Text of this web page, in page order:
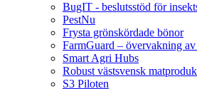
BugIT - beslutsstöd för
PestNu
Frysta grönskördade bönor
FarmGuard – övervakning av
Smart Agri Hubs
Robust västsvensk
S3 Piloten